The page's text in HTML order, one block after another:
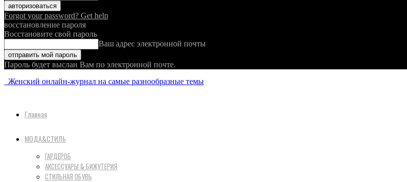
Forgot your password? Get help
восстановление пароля
Восстановите свой пароль
Ваш адрес электронной почты
Пароль будет выслан Вам по электронной почте.
Женский онлайн-журнал на самые разнообразные темы
Главная
МОДА&СТИЛЬ
ГАРДЕРОБ
АКСЕССУАРЫ & БИЖУТЕРИЯ
СТИЛЬНАЯ ОБУВЬ